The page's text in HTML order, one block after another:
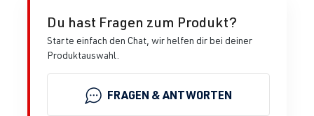
Du hast Fragen zum Produkt?
Starte einfach den Chat, wir helfen dir bei deiner
Produktauswahl.
FRAGEN & ANTWORTEN